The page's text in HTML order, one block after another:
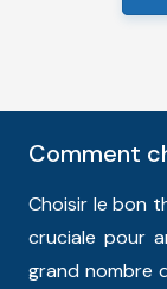
Comment
Choisir le bon
cruciale pour
grand nombre